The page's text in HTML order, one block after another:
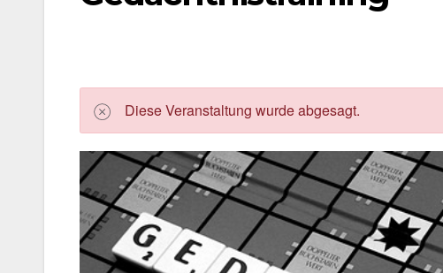
Die­se Ver­an­stal­tung wur­de abge­sagt.